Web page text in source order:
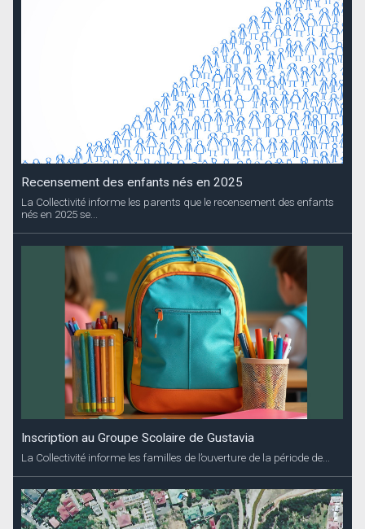
Recensement des enfants nés en 2025
La Collectivité informe les parents que le recensement des enfants
nés en 2025 se...
Inscription au Groupe Scolaire de Gustavia
La Collectivité informe les familles de l’ouverture de la période de...